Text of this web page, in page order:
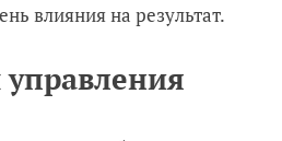
влияния на результат.